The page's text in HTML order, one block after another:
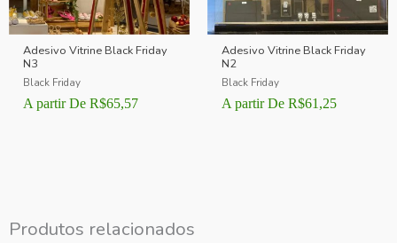
Adesivo Vitrine Black Friday
N3
Black Friday
A partir De R$65,57
Adesivo Vitrine Black Friday
N2
Black Friday
A partir De R$61,25
Produtos relacionados